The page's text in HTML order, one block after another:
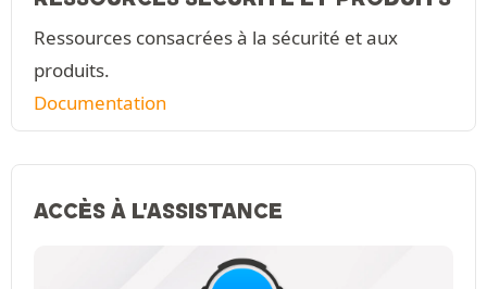
Ressources consacrées à la sécurité et aux
produits.
Documentation
ACCÈS À L'ASSISTANCE